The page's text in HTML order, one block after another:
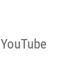
YouTube